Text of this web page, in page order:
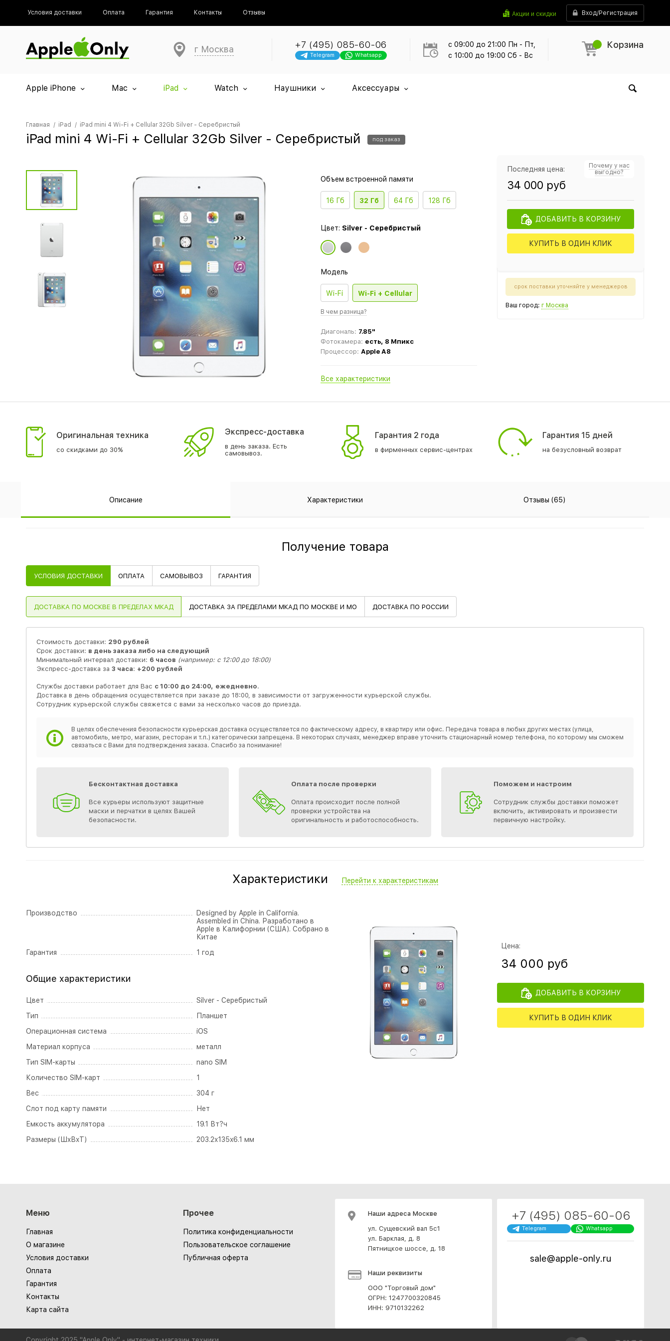
Условия доставки Оплата Гарантия Контакты Отзывы Акции и скидки Вход/Регистрация
г Москва +7 (495) 085-60-06
Telegram Whatsapp
с 09:00 до 21:00 Пн - Пт,
с 10:00 до 19:00 Сб - Вс
Корзина
Apple iPhone Mac iPad Watch Наушники Аксессуары
Главная iPad iPad mini 4 Wi-Fi + Cellular 32Gb Silver - Серебристый
iPad mini 4 Wi-Fi + Cellular 32Gb Silver - Серебристый под заказ
Объем встроенной памяти
16 Гб 32 Гб 64 Гб 128 Гб
Цвет: Silver - Серебристый
Модель
Wi-Fi Wi-Fi + Cellular
В чем разница?
Диагональ: 7.85"
Фотокамера: есть, 8 Мпикс
Процессор: Apple A8
Все характеристики
Почему у нас
выгодно?
Последняя цена:
34 000 руб
ДОБАВИТЬ В КОРЗИНУ
КУПИТЬ В ОДИН КЛИК
срок поставки уточняйте у менеджеров
Ваш город: г Москва
Оригинальная техника
со скидками до 30%
Экспресс-доставка
в день заказа. Есть
самовывоз.
Гарантия 2 года
в фирменных сервис-центрах
Гарантия 15 дней
на безусловный возврат
Описание Характеристики Отзывы (65)
Получение товара
УСЛОВИЯ ДОСТАВКИ ОПЛАТА САМОВЫВОЗ ГАРАНТИЯ
ДОСТАВКА ПО МОСКВЕ В ПРЕДЕЛАХ МКАД ДОСТАВКА ЗА ПРЕДЕЛАМИ МКАД ПО МОСКВЕ И МО ДОСТАВКА ПО РОССИИ
Стоимость доставки: 290 рублей
Срок доставки: в день заказа либо на следующий
Минимальный интервал доставки: 6 часов (например: с 12:00 до 18:00)
Экспресс-доставка за 3 часа: +200 рублей
Службы доставки работает для Вас с 10:00 до 24:00, ежедневно.
Доставка в день обращения осуществляется при заказе до 18:00, в зависимости от загруженности курьерской службы.
Сотрудник курьерской службы свяжется с вами за несколько часов до приезда.
В целях обеспечения безопасности курьерская доставка осуществляется по фактическому адресу, в квартиру или офис. Передача товара в любых других местах (улица,
автомобиль, метро, магазин, ресторан и т.п.) категорически запрещена. В некоторых случаях, менеджер вправе уточнить стационарный номер телефона, по которому мы сможем
связаться с Вами для подтверждения заказа. Спасибо за понимание!
Бесконтактная доставка
Все курьеры используют защитные
маски и перчатки в целях Вашей
безопасности.
Оплата после проверки
Оплата происходит после полной
проверки устройства на
оригинальность и работоспособность.
Поможем и настроим
Сотрудник службы доставки поможет
включить, активировать и произвести
первичную настройку.
Характеристики Перейти к характеристикам
Производство
Designed by Apple in California.
Assembled in China. Разработано в
Apple в Калифорнии (США). Собрано в
Китае
Гарантия
1 год
Общие характеристики
Цвет
Silver - Серебристый
Тип
Планшет
Операционная система
iOS
Материал корпуса
металл
Тип SIM-карты
nano SIM
Количество SIM-карт
1
Вес
304 г
Слот под карту памяти
Нет
Емкость аккумулятора
19.1 Вт?ч
Размеры (ШxВxТ)
203.2x135x6.1 мм
Цена:
34 000 руб
ДОБАВИТЬ В КОРЗИНУ
КУПИТЬ В ОДИН КЛИК
Меню
Главная
О магазине
Условия доставки
Оплата
Гарантия
Контакты
Карта сайта
Прочее
Политика конфиденциальности
Пользовательское соглашение
Публичная оферта
Наши адреса Москве
ул. Сущевский вал 5с1
ул. Барклая, д. 8
Пятницкое шоссе, д. 18
Наши реквизиты
ООО "Торговый дом"
ОГРН: 1247700320845
ИНН: 9710132262
+7 (495) 085-60-06
Telegram Whatsapp
sale@apple-only.ru